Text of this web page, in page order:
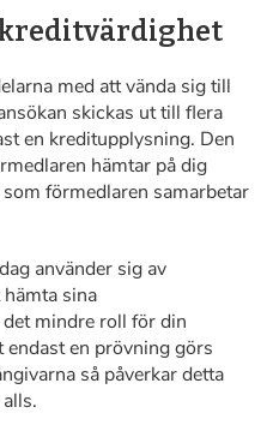
med att vända sig till
skickas ut till flera
en kreditupplysning. Den
hämtar på dig
förmedlaren samarbetar
använder sig av
sina
mindre roll för din
endast en prövning görs
så påverkar detta